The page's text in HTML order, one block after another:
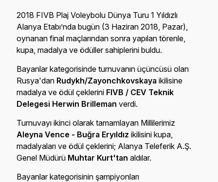
2018 FIVB Plaj Voleybolu Dünya Turu 1 Yıldızlı
Alanya Etabı’nda bugün (3 Haziran 2018, Pazar),
oynanan final maçlarından sonra yapılan törenle,
kupa, madalya ve ödüller sahiplerini buldu.
Bayanlar kategorisinde turnuvanın üçüncüsü olan
Rusya'dan Rudykh/Zayonchkovskaya ikilisine
madalya ve ödül çeklerini FIVB / CEV Teknik
Delegesi Herwin Brillemanverdi.
Turnuvayı ikinci olarak tamamlayan Millilerimiz
Aleyna Vence - Buğra Eryıldız ikilisini kupa,
madalyaları ve ödül çeklerini; Alanya Teleferik A.Ş.
Genel Müdürü Muhtar Kurt'tan aldılar.
Bayanlar kategorisinin şampiyonları